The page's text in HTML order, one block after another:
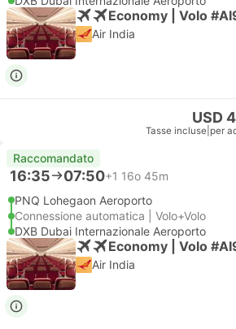
Economy | Volo
Air India
USD
Tasse incluse per
Raccomandato
16:35 07:50+1 16o 45m
PNQ Lohegaon Aeroporto
Connessione automatica | Volo+Volo
DXB Dubai Internazionale Aeroporto
Economy | Volo
Air India